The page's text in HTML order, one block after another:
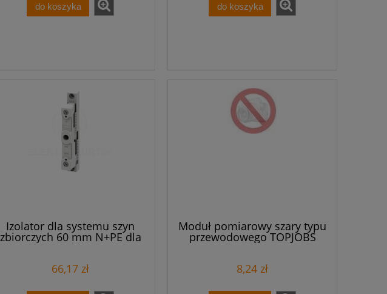
do koszyka do koszyka
Izolator dla systemu szyn
zbiorczych 60 mm N+PE dla
szyn 12x5(10)-30x5(10)
8US1923-5AA00
66,17 zł
Moduł pomiarowy szary typu
przewodowego TOPJOBS
2002-611
8,24 zł